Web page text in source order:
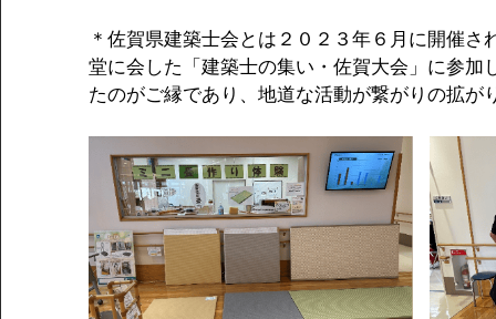
＊佐賀県建築士会とは２０２３年６月に開催さ
堂に会した「建築士の集い・佐賀大会」に参加
たのがご縁であり、地道な活動が繋がりの拡が